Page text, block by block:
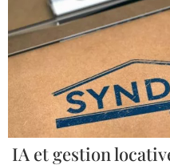
IA et gestion